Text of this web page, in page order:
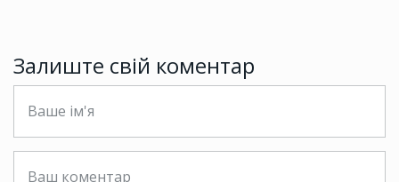
Залиште свій коментар